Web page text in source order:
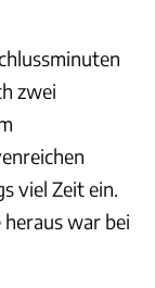
zwei
viel Zeit ein.
war bei